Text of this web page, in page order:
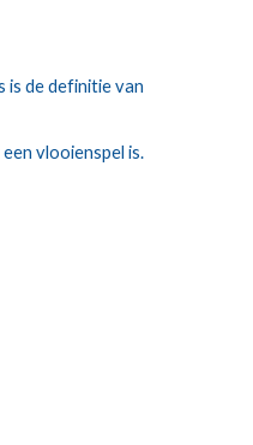
is de definitie van
vlooienspel is.